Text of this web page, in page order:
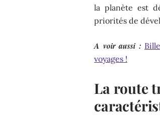
la planète est
priorités de
A voir aussi :
voyages !
La route